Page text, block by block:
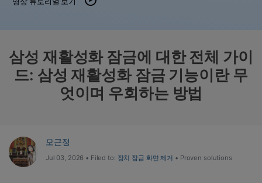
공식 설치 파일 및 최신 버전 업데이트를 제공
리소스 허브
3,000개 이상의 사용 가이드, 전문가 팁 및 최
신 모바일 소식을 확인하세요.
사용 가이드
고객 지원
iOS26 다운그레이드
검색하기
삼성 재활성화 잠금에 대한 전체 가이
드: 삼성 재활성화 잠금 기능이란 무
엇이며 우회하는 방법
모근정
Jul 03, 2026 • Filed to: 장치 잠금 화면 제거 • Proven solutions